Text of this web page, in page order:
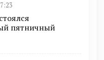
пятничный